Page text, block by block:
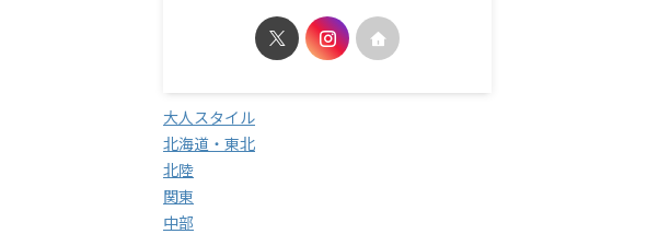
大人スタイル
北海道・東北
北陸
関東
中部